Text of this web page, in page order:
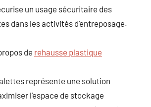
un usage sécuritaire des
dans les activités d’entreposage.
de rehausse plastique
représente une solution
l’espace de stockage